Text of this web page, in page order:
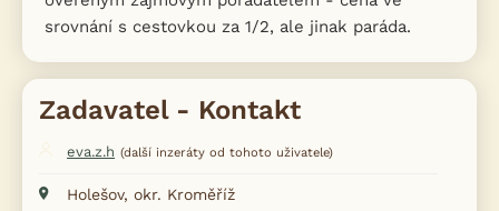
srovnání s cestovkou za 1/2, ale jinak paráda.
Zadavatel - Kontakt
eva.z.h (další inzeráty od tohoto uživatele)
Holešov, okr. Kroměříž